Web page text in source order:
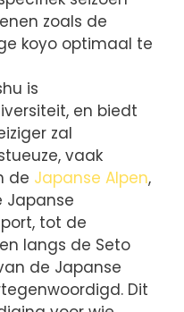
zoals de
koyo optimaal te
is
en biedt
zal
vaak
de Japanse Alpen,
Japanse
tot de
langs de Seto
de Japanse
Dit